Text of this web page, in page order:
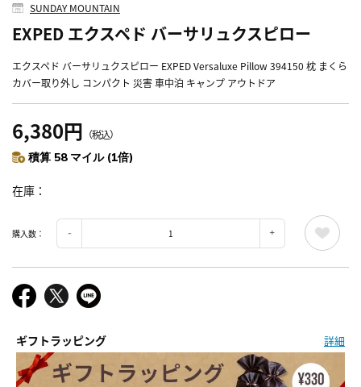
SUNDAY MOUNTAIN
EXPED エクスペド バーサリュクスピロー
エクスペド バーサリュクスピロー EXPED Versaluxe Pillow 394150 枕 まくら
カバー取り外し コンパクト 災害 車中泊 キャンプ アウトドア
6,380円 （税込）
積算 58 マイル (1倍)
在庫
購入数：
ギフトラッピング 詳細